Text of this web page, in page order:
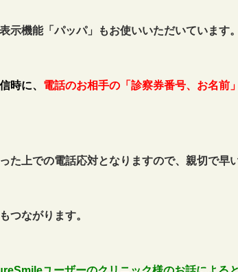
示機能「パッパ」もお使いいただいています
時に、 電話のお相手の「診察券番号、お名前
た上での電話応対となりますので、親切で早
つながります。